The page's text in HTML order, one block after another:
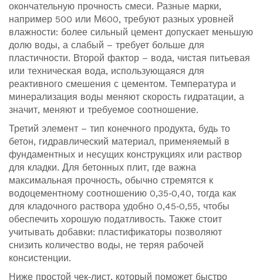
окончательную прочность смеси. Разные марки,
например 500 или М600, требуют разных уровней
влажности: более сильный цемент допускает меньшую
долю воды, а слабый – требует больше для
пластичности. Второй фактор – вода, чистая питьевая
или техническая вода, использующаяся для
реактивного смешения с цементом. Температура и
минерализация воды меняют скорость гидратации, а
значит, меняют и требуемое соотношение.
Третий элемент – тип конечного продукта, будь то
бетон, гидравлический материал, применяемый в
фундаментных и несущих конструкциях или раствор
для кладки. Для бетонных плит, где важна
максимальная прочность, обычно стремятся к
водоцементному соотношению 0,35‑0,40, тогда как
для кладочного раствора удобно 0,45‑0,55, чтобы
обеспечить хорошую податливость. Также стоит
учитывать добавки: пластификаторы позволяют
снизить количество воды, не теряя рабочей
консистенции.
Ниже простой чек‑лист, который поможет быстро